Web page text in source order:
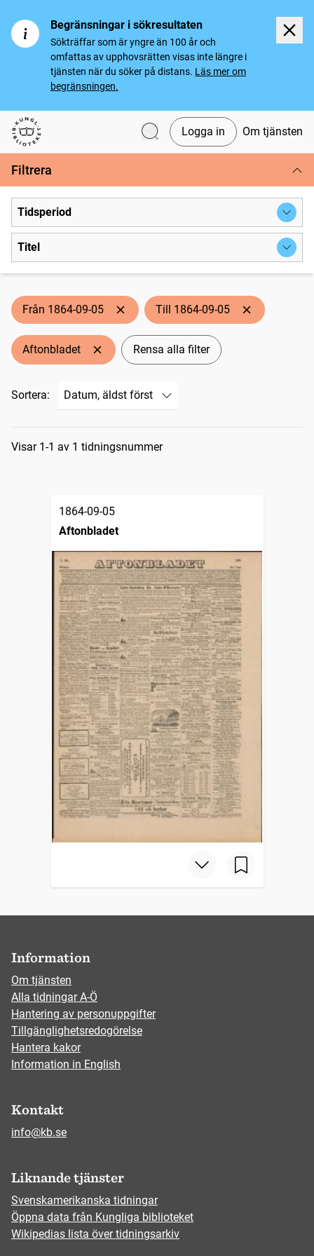
Begränsningar i sökresultaten
Sökträffar som är yngre än 100 år och
omfattas av upphovsrätten visas inte längre i
tjänsten när du söker på distans. Läs mer om
begränsningen.
Svenska tidningar
Logga in Om tjänsten
Filtrera
Tidsperiod
Titel
Från 1864-09-05 Till 1864-09-05
Aftonbladet Rensa alla filter
Sortera:
Sökresultat
Visar 1-1 av 1 tidningsnummer
1864-09-05
Aftonbladet
Information
Om tjänsten
Alla tidningar A-Ö
Hantering av personuppgifter
Tillgänglighetsredogörelse
Hantera kakor
Information in English
Kontakt
info@kb.se
Liknande tjänster
Svenskamerikanska tidningar
Öppna data från Kungliga biblioteket
Wikipedias lista över tidningsarkiv